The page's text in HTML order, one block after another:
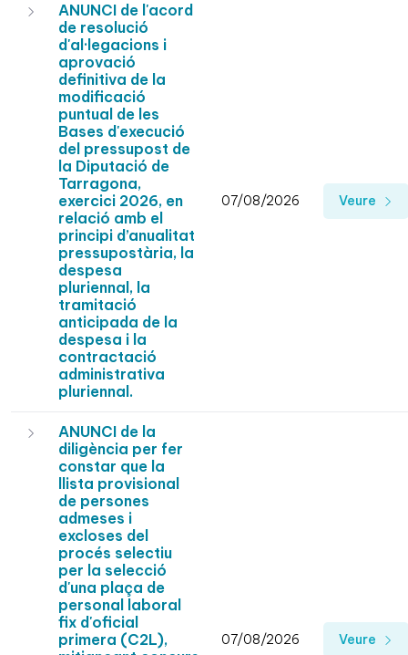
ANUNCI de l'acord
de resolució
d'al·legacions i
aprovació
definitiva de la
modificació
puntual de les
Bases d'execució
del pressupost de
la Diputació de
Tarragona,
exercici 2026, en
relació amb el
principi d’anualitat
pressupostària, la
despesa
pluriennal, la
tramitació
anticipada de la
despesa i la
contractació
administrativa
pluriennal.
07/08/2026 Veure
ANUNCI de la
diligència per fer
constar que la
llista provisional
de persones
admeses i
excloses del
procés selectiu
per la selecció
d'una plaça de
personal laboral
fix d'oficial
primera (C2L),
07/08/2026 Veure